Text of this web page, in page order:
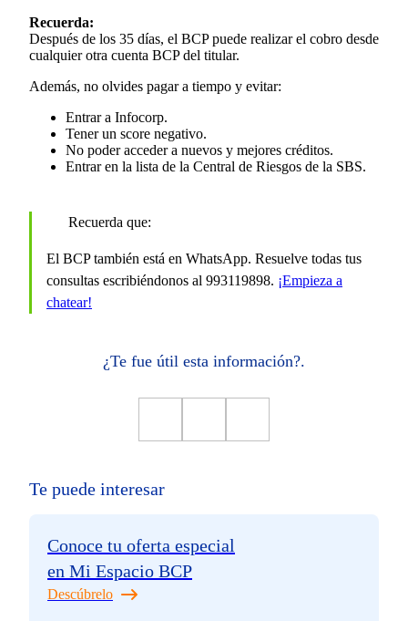
Recuerda:
Después de los 35 días, el BCP puede realizar el cobro desde
cualquier otra cuenta BCP del titular.
Además, no olvides pagar a tiempo y evitar:
Entrar a Infocorp.
Tener un score negativo.
No poder acceder a nuevos y mejores créditos.
Entrar en la lista de la Central de Riesgos de la SBS.
Recuerda que:
El BCP también está en WhatsApp. Resuelve todas tus
consultas escribiéndonos al 993119898. ¡Empieza a
chatear!
¿Te fue útil esta información?.
Te puede interesar
Conoce tu oferta especial
en Mi Espacio BCP
Descúbrelo